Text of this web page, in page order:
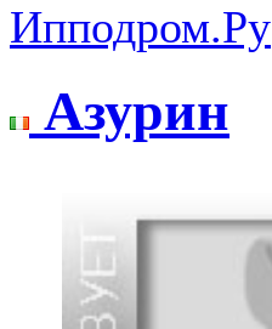
Ипподром.Ру
Азурин